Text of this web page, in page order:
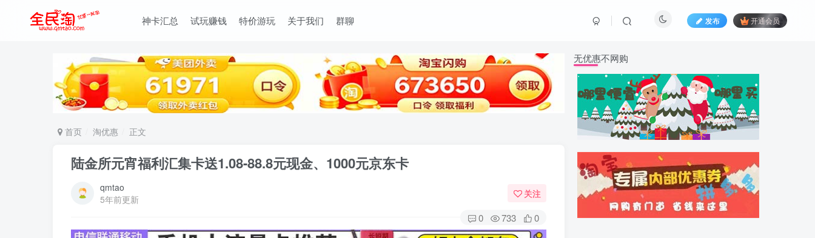
神卡汇总 试玩赚钱 特价游玩 关于我们 群聊 发布 开通会员
首页 淘优惠 正文
陆金所元宵福利汇集卡送1.08-88.8元现金、1000元京东卡
qmtao
5年前更新
关注
0 733 0
无优惠不网购